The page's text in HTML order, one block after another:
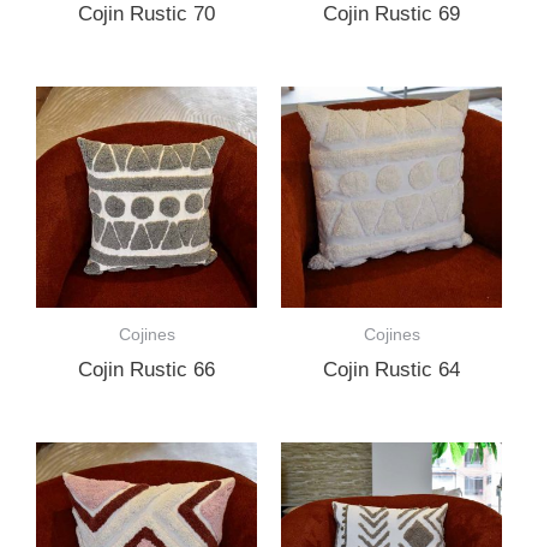
Cojin Rustic 70 Cojin Rustic 69
Cojines
Cojin Rustic 66
Cojines
Cojin Rustic 64